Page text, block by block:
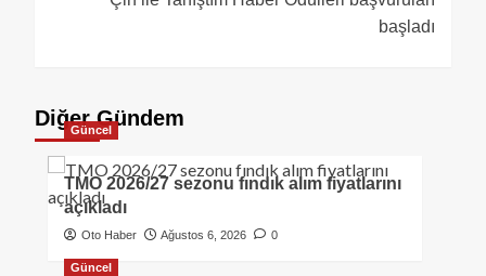
başladı
Diğer Gündem
Güncel
TMO 2026/27 sezonu fındık alım fiyatlarını
açıkladı
Oto Haber Ağustos 6, 2026 0
Güncel